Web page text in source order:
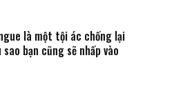
là một tội ác chống lại
bạn cũng sẽ nhấp vào